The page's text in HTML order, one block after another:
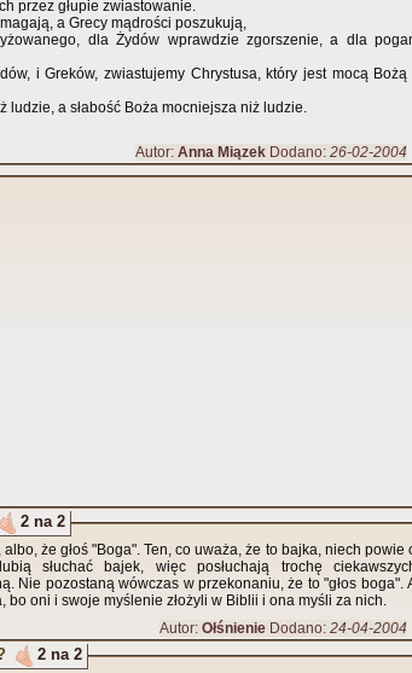
przez głupie zwiastowanie.
a Grecy mądrości poszukują,
dla Żydów wprawdzie zgorszenie, a dla
i Greków, zwiastujemy Chrystusa, który jest mocą Bożą
ludzie, a słabość Boża mocniejsza niż ludzie.
Autor: Anna Miązek Dodano: 26-02-2004
2 na 2
uważa, że to bajka, niech powie o
słuchać bajek, więc posłuchają trochę
Nie pozostaną wówczas w przekonaniu, że to "głos boga".
bo oni i swoje myślenie złożyli w Biblii i ona myśli za nich.
Autor: Ołśnienie Dodano: 24-04-2004
2 na 2